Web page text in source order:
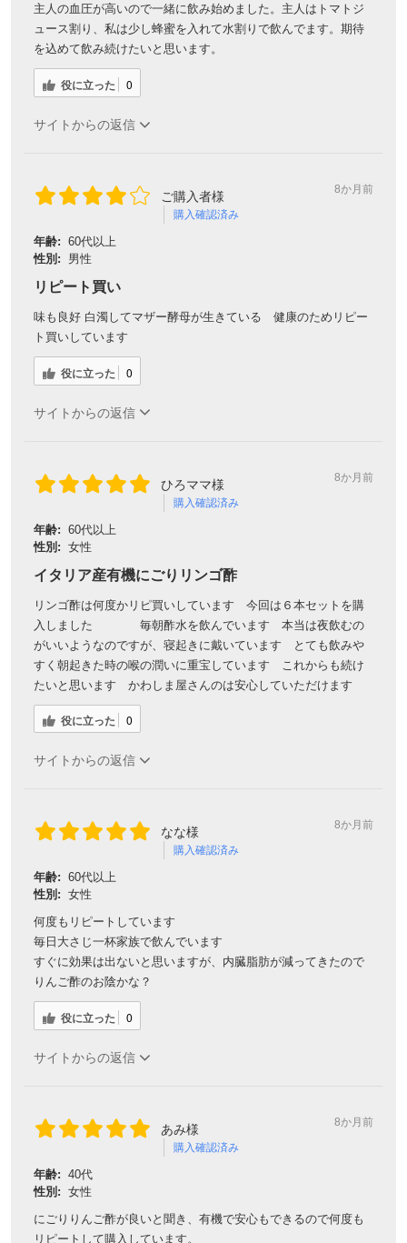
主人の血圧が高いので一緒に飲み始めました。主人はトマトジ
ュース割り、私は少し蜂蜜を入れて水割りで飲んでます。期待
を込めて飲み続けたいと思います。
役に立った 0
サイトからの返信
ご購入者様
購入確認済み
8か月前
年齢: 60代以上
性別:
男性
リピート買い
味も良好 白濁してマザー酵母が生きている 健康のためリピー
ト買いしています
役に立った 0
サイトからの返信
ひろママ様
購入確認済み
8か月前
年齢: 60代以上
性別: 女性
イタリア産有機にごりリンゴ酢
リンゴ酢は何度かリピ買いしています 今回は６本セットを購
入しました 毎朝酢水を飲んでいます 本当は夜飲むの
がいいようなのですが、寝起きに戴いています とても飲みや
すく朝起きた時の喉の潤いに重宝しています これからも続け
たいと思います かわしま屋さんのは安心していただけます
役に立った 0
サイトからの返信
なな様
購入確認済み
8か月前
年齢: 60代以上
性別: 女性
何度もリピートしています
毎日大さじ一杯家族で飲んでいます
すぐに効果は出ないと思いますが、内臓脂肪が減ってきたので
りんご酢のお陰かな？
役に立った 0
サイトからの返信
あみ様
購入確認済み
8か月前
年齢: 40代
性別: 女性
にごりりんご酢が良いと聞き、有機で安心もできるので何度も
リピートして購入しています。
対象者：かわしま屋で初めてお買い物をされる方
ご利用回数：お一人様1回限り